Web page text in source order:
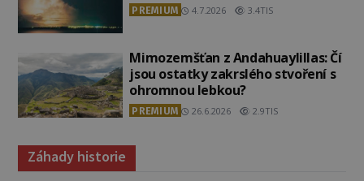
PREMIUM 4.7.2026 3.4TIS
Mimozemšťan z Andahuaylillas: Čí
jsou ostatky zakrslého stvoření s
ohromnou lebkou?
PREMIUM 26.6.2026 2.9TIS
Záhady historie